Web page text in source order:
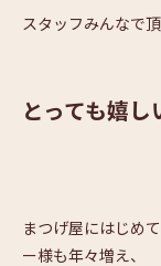
スタッフみんなで
とっても嬉し
まつげ屋にはじめ
ー様も年々増え、